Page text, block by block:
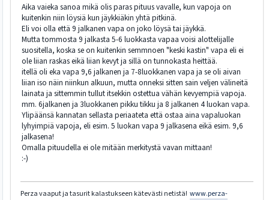
Aika vaieka sanoa mikä olis paras pituus vavalle, kun vapoja on
kuitenkin niin löysiä kun jäykkiäkin yhtä pitkinä.
Eli voi olla että 9 jalkanen vapa on joko löysä tai jäykkä.
Mutta tommosta 9 jalkasta 5-6 luokkasta vapaa voisi alottelijalle
suositella, koska se on kuitenkin semmnoen "keski kastin" vapa eli ei
ole liian raskas eikä liian kevyt ja sillä on tunnokasta heittää.
itellä oli eka vapa 9,6 jalkanen ja 7-8luokkanen vapa ja se oli aivan
liian iso näin niinkun alkuun, mutta onneksi sitten sain veljen välineitä
lainata ja sittemmin tullut itsekkin ostettua vähän kevyempiä vapoja.
mm. 6jalkanen ja 3luokkanen pikku tikku ja 8 jalkanen 4 luokan vapa.
Ylipäänsä kannatan sellasta periaateta että ostaa aina vapaluokan
lyhyimpiä vapoja, eli esim. 5 luokan vapa 9 jalkasena eikä esim. 9,6
jalkasena!
Omalla pituudella ei ole mitään merkitystä vavan mittaan!
:-)
Perza vaaput ja tasurit kalastukseen kätevästi netistä! www.perza-